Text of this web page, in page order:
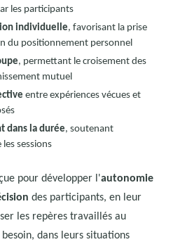
les participants
individuelle, favorisant la prise
du positionnement personnel
, permettant le croisement des
mutuel
entre expériences vécues et
dans la durée, soutenant
sessions
pour développer l'autonomie
des participants, en leur
les repères travaillés au
dans leurs situations